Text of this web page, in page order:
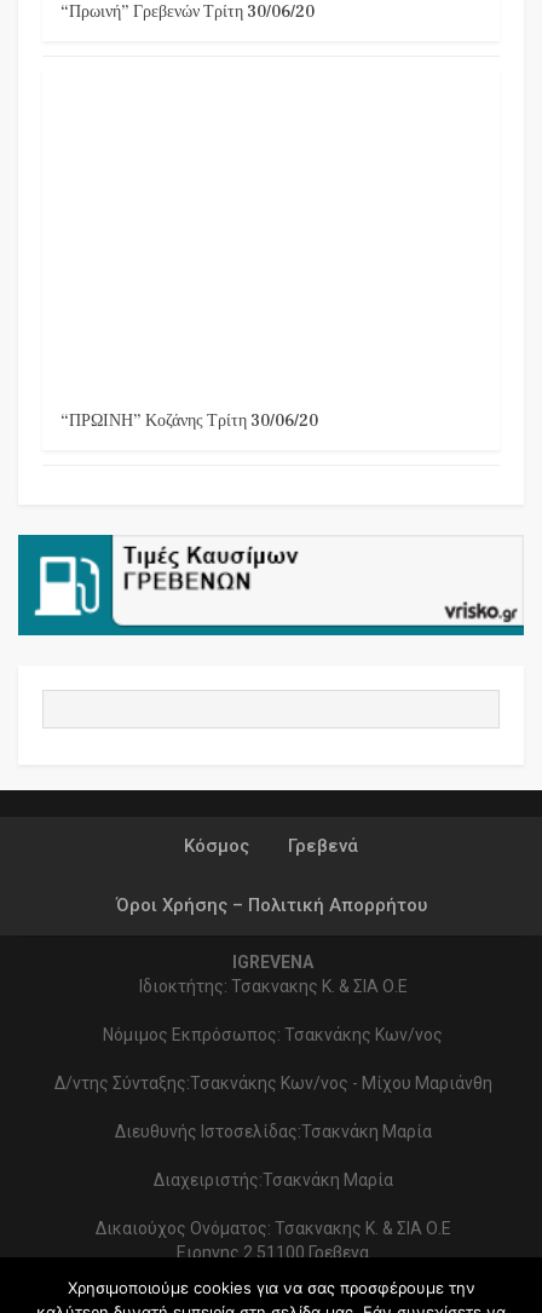
“Πρωινή” Γρεβενών Τρίτη 30/06/20
“ΠΡΩΙΝΗ” Κοζάνης Τρίτη 30/06/20
Κόσμος Γρεβενά
Όροι Χρήσης – Πολιτική Απορρήτου
IGREVENA
Ιδιοκτήτης: Τσακνακης Κ. & ΣΙΑ Ο.Ε
Νόμιμος Εκπρόσωπος: Τσακνάκης Κων/νος
Δ/ντης Σύνταξης:Τσακνάκης Κων/νος - Μίχου Μαριάνθη
Διευθυνής Ιστοσελίδας:Τσακνάκη Μαρία
Διαχειριστής:Τσακνάκη Μαρία
Δικαιούχος Ονόματος: Τσακνακης Κ. & ΣΙΑ Ο.Ε
Ειρηνης 2 51100 Γρεβενα
Στοιχεία επικοινωνίας:
Χρησιμοποιούμε cookies για να σας προσφέρουμε την